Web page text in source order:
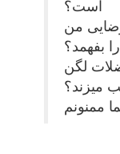
است؟
من
را بفهمد؟
لگن
میزند؟
ممنونم